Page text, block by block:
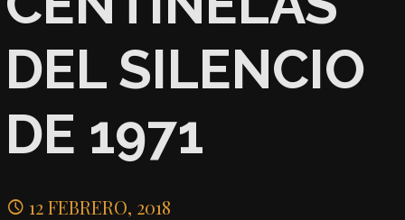
DEL SILENCIO
DE 1971
12 FEBRERO, 2018